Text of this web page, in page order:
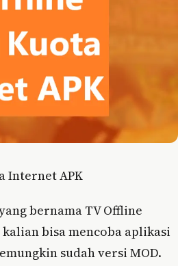
Internet APK
bernama TV Offline
bisa mencoba aplikasi
sudah versi MOD.